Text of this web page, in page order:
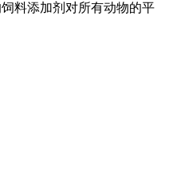
料添加剂对所有动物的平